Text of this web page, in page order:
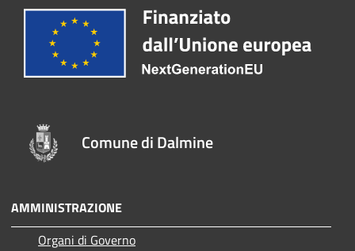
Comune di Dalmine
AMMINISTRAZIONE
Organi di Governo